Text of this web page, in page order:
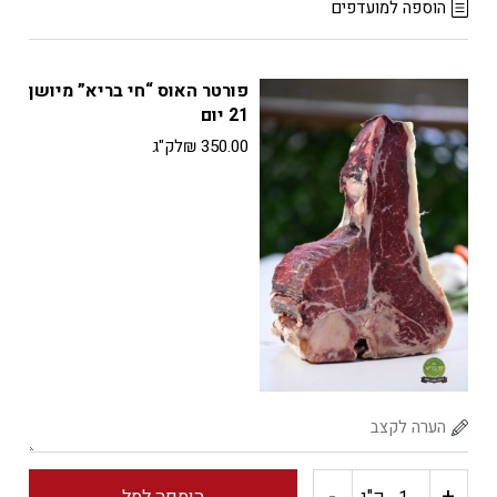
מח
(סירה)
"חי
בריא"
הוספה למועדפים
פורטר האוס “חי בריא” מיושן
21 יום
₪350.00 לק"ג